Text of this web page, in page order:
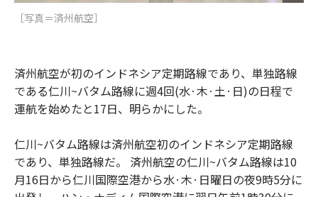
［写真＝済州航空］
済州航空が初のインドネシア定期路線であり、単独路線
である仁川~バタム路線に週4回(水·木·土·日)の日程で
運航を始めたと17日、明らかにした。
仁川~バタム路線は済州航空初のインドネシア定期路線
であり、単独路線だ。 済州航空の仁川~バタム路線は10
月16日から仁川国際空港から水·木·日曜日の夜9時5分に